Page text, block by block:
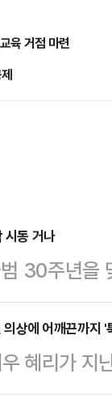
육 거점 마련
동 거나
30주년을
시했다.코
있을지 주
래일 대
상에 어깨끈까지 '
혜리가